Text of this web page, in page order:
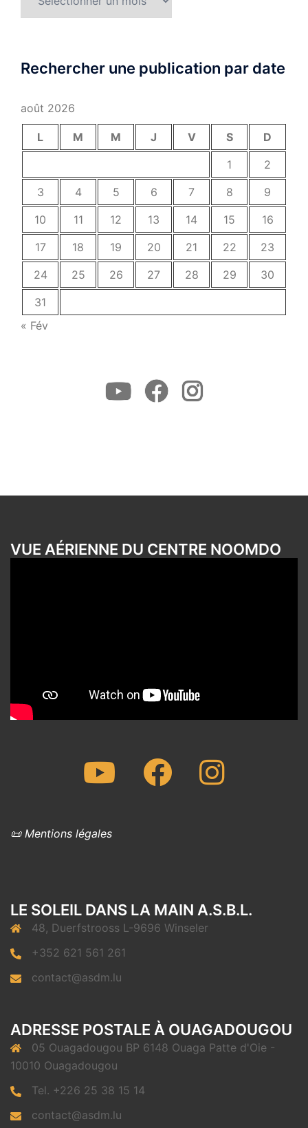
Rechercher une publication par date
août 2026
L M M J V S
D
1
2
3
4 5 6 7 8
9
10
11 12 13 14 15
16
17
18 19 20 21 22
23
24
25 26 27 28 29
30
31
« Fév
Youtube FacebookInstagram
VUE AÉRIENNE DU CENTRE NOOMDO
Youtube FacebookInstagram
📜 Mentions légales
LE SOLEIL DANS LA MAIN A.S.B.L.
48, Duerfstrooss L-9696 Winseler
+352 621 561 261
contact@asdm.lu
ADRESSE POSTALE À OUAGADOUGOU
05 Ouagadougou BP 6148 Ouaga Patte d'Oie -
10010 Ouagadougou
Tel. +226 25 38 15 14
contact@asdm.lu